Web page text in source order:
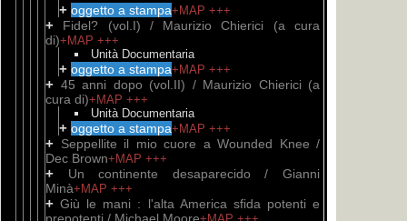
+ oggetto a stampa+MAP +++
+ Fidel? (vol.I) / Maurizio Chierici (a cura
di)+MAP +++
Unità Documentaria
+ oggetto a stampa+MAP +++
+ 45 anni dopo (vol.II) / Maurizio Chierici (a
cura di)+MAP +++
Unità Documentaria
+ oggetto a stampa+MAP +++
+ Seppellite il mio cuore a Wounded Knee /
Dec Brown+MAP +++
+
Un continente desaparecido / Gianni
Minà+MAP +++
+Giù le mani : l'alta America sfida potenti e